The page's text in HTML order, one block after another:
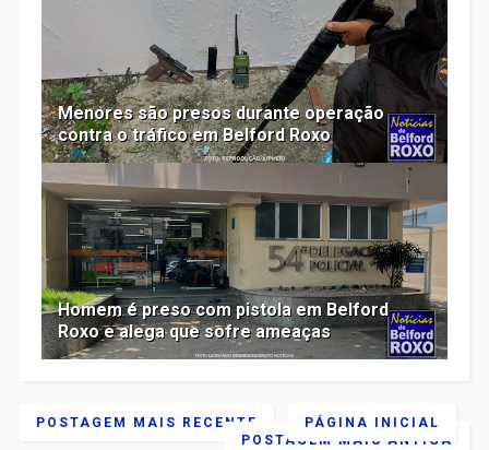
Menores são presos durante operação
contra o tráfico em Belford Roxo
Homem é preso com pistola em Belford
Roxo e alega que sofre ameaças
POSTAGEM MAIS RECENTE
POSTAGEM MAIS ANTIGA
PÁGINA INICIAL